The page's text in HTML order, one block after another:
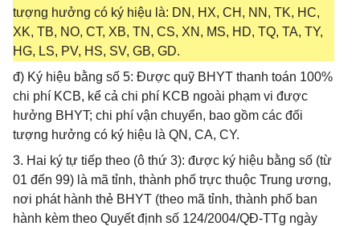
tượng hưởng có ký hiệu là: DN, HX, CH, NN, TK, HC,
XK, TB, NO, CT, XB, TN, CS, XN, MS, HD, TQ, TA, TY,
HG, LS, PV, HS, SV, GB, GD.
đ) Ký hiệu bằng số 5: Được quỹ BHYT thanh toán 100%
chi phí KCB, kể cả chi phí KCB ngoài phạm vi được
hưởng BHYT; chi phí vận chuyển, bao gồm các đối
tượng hưởng có ký hiệu là QN, CA, CY.
3. Hai ký tự tiếp theo (ô thứ 3): được ký hiệu bằng số (từ
01 đến 99) là mã tỉnh, thành phố trực thuộc Trung ương,
nơi phát hành thẻ BHYT (theo mã tỉnh, thành phố ban
hành kèm theo Quyết định số 124/2004/QĐ-TTg ngày